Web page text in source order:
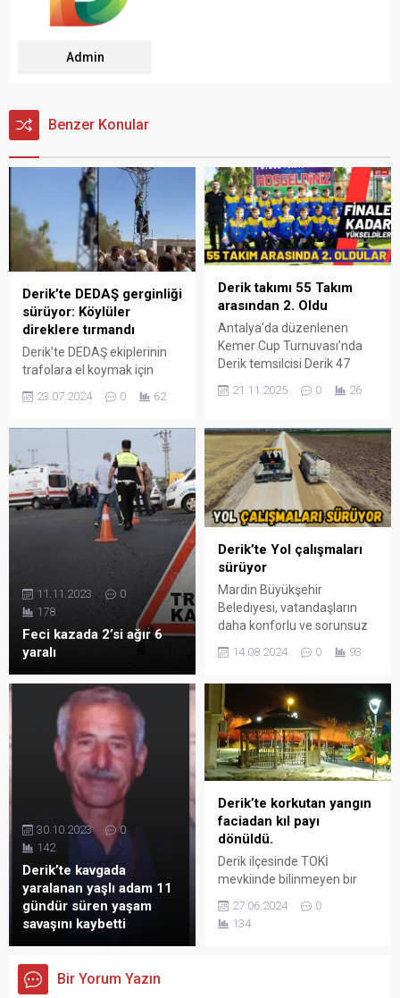
Admin
Benzer Konular
Derik’te DEDAŞ gerginliği
sürüyor: Köylüler
direklere tırmandı
Derik’te DEDAŞ ekiplerinin
trafolara el koymak için
jandarma ile beraber gittiği
Atlı köyünde, DEDAŞ
isteyen köylüler direklere
tırmandı.
23.07.2024 0 62
Derik takımı 55 Takım
arasından 2. Oldu
Antalya’da düzenlenen
Kemer Cup Turnuvası’nda
Derik temsilcisi Derik 47
imza atarak 55 takım
21.11.2025 0 26
Feci kazada 2’si ağır 6
yaralı
11.11.2023
0
178
Derik’te Yol çalışmaları
sürüyor
Mardin Büyükşehir
Belediyesi, vatandaşların
daha konforlu ve sorunsuz
kent genelinde yol
14.08.2024 0 93
Derik’te kavgada
yaralanan yaşlı adam 11
gündür süren yaşam
savaşını kaybetti
30.10.2023
0
142
Derik’te korkutan yangın
faciadan kıl payı
dönüldü.
Derik ilçesinde TOKİ
mevkiinde bilinmeyen bir
nedenden dolayı yangın
çıktı. Rüzgarın etkisiyle
yangın büyüdü. Yangın oyun
27.06.2024
0
134
Bir Yorum Yazın